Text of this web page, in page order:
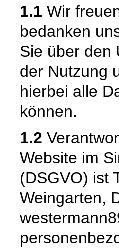
1.1 Wir
bedanken
Sie über den
der Nutzung
hierbei alle
können.
1.2
Website im
(DSGVO) ist
Weingarten,